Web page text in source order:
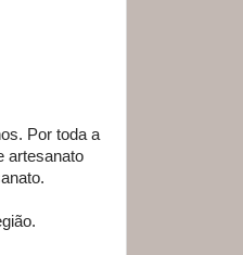
Por toda a
artesanato